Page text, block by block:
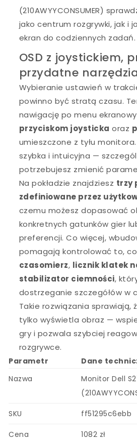
(210AWYYCONSUMER)
jako centrum rozgrywki, jak i
ekran do codziennych zadań.
OSD z joystickiem,
przydatne
Wybieranie ustawień w
powinno być stratą czasu.
nawigację po menu
przyciskom joysticka oraz
umieszczone z tyłu
szybka i intuicyjna —
potrzebujesz zmienić
Na pokładzie znajdziesz trzy
zdefiniowane przez
czemu możesz dopasować
konkretnych gatunków gier
preferencji. Co więcej,
pomagają kontrolować to, co
czasomierz, licznik klatek
stabilizator ciemności,
dostrzeganie szczegółów w
Takie rozwiązania sprawiają,
tylko wyświetla obraz —
gry i pozwala szybciej
rozgrywce.
Parametr
Dane
Nazwa
Monitor Dell
SKU ff51295c6ebb
Cena 1082 zł